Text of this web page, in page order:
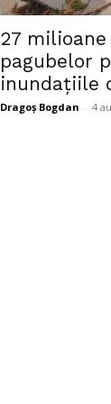
27
pagubelor
inundațiile
Dragoș Bogdan - 4